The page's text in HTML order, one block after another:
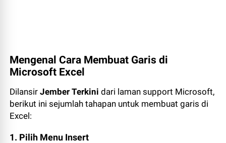
Mengenal Cara Membuat Garis di
Microsoft Excel
DilansirJember Terkini dari laman support Microsoft,
berikut ini sejumlah tahapan untuk membuat garis di
Excel:
1. Pilih Menu Insert